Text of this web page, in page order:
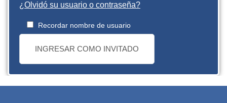
¿Olvidó su usuario o contraseña?
Recordar nombre de usuario
INGRESAR COMO INVITADO